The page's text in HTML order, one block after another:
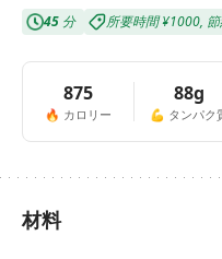
45分 所要時間¥1000,
875
🔥 カロリー
88g
💪 タンパク
材料